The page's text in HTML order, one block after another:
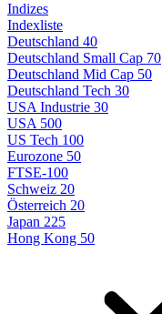
Indizes
Indexliste
Deutschland 40
Deutschland Small Cap 70
Deutschland Mid Cap 50
Deutschland Tech 30
USA Industrie 30
USA 500
US Tech 100
Eurozone 50
FTSE-100
Schweiz 20
Österreich 20
Japan 225
Hong Kong 50